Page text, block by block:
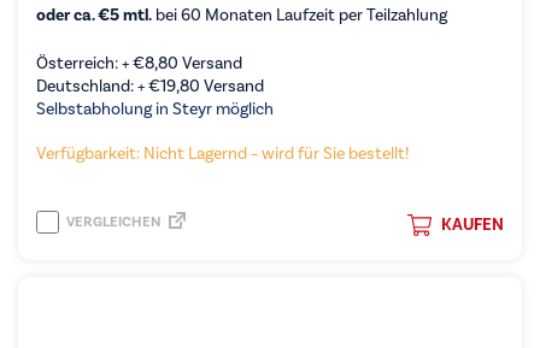
oder ca. €5 mtl. bei 60 Monaten Laufzeit per Teilzahlung
Österreich: +€8,80 Versand
Deutschland: +€19,80 Versand
Selbstabholung in Steyr möglich
Verfügbarkeit: Nicht Lagernd – wird für Sie bestellt!
KAUFEN
VERGLEICHEN